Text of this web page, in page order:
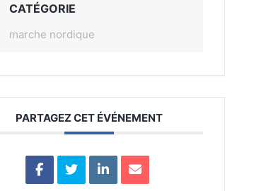
CATÉGORIE
marche nordique
PARTAGEZ CET ÉVÉNEMENT